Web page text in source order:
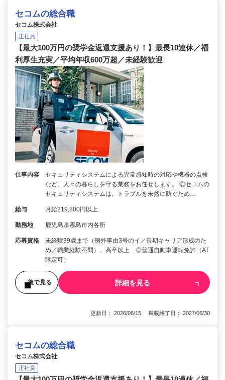
セコムの総合職
セコム株式会社
正社員
【最大100万円の奨学金返還支援あり！】最長10連休／福
利厚生充実／平均年収600万超／未経験歓迎
仕事内容
セキュリティシステムによる異常感知時の対応や機器の点検
など、人々の暮らしを守る業務をお任せします。 ◎セコムの
セキュリティシステムは、トラブルを未然に防ぐため…
給与 月給219,800円以上
勤務地 鹿児島県霧島市内各所
応募資格
未経験39歳まで（例外事由3号のイ／長期キャリア形成のた
め／職業経験不問）、高卒以上 ◎普通自動車運転免許（AT
限定可）
後で見る 詳細を見る
更新日： 2026/06/15 掲載終了日： 2027/06/30
セコムの総合職
セコム株式会社
正社員